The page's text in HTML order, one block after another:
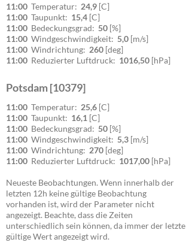
11:00 Temperatur: 24,9 [C]
11:00 Taupunkt: 15,4 [C]
11:00 Bedeckungsgrad: 50 [%]
11:00 Windgeschwindigkeit: 5,0 [m/s]
11:00 Windrichtung: 260 [deg]
11:00 Reduzierter Luftdruck: 1016,50 [hPa]
Potsdam [10379]
11:00 Temperatur: 25,6 [C]
11:00 Taupunkt: 16,1 [C]
11:00 Bedeckungsgrad: 50 [%]
11:00 Windgeschwindigkeit: 5,3 [m/s]
11:00 Windrichtung: 270 [deg]
11:00 Reduzierter Luftdruck: 1017,00 [hPa]
Neueste Beobachtungen. Wenn innerhalb der
letzten 12h keine gültige Beobachtung
vorhanden ist, wird der Parameter nicht
angezeigt. Beachte, dass die Zeiten
unterschiedlich sein können, da immer der letzte
gültige Wert angezeigt wird.